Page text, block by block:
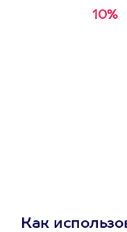
10%
Как